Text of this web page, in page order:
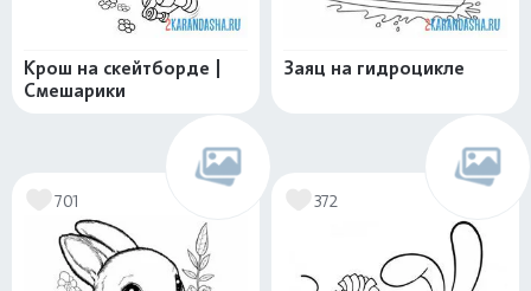
Крош на скейтборде |
Смешарики
Заяц на гидроцикле
701 372